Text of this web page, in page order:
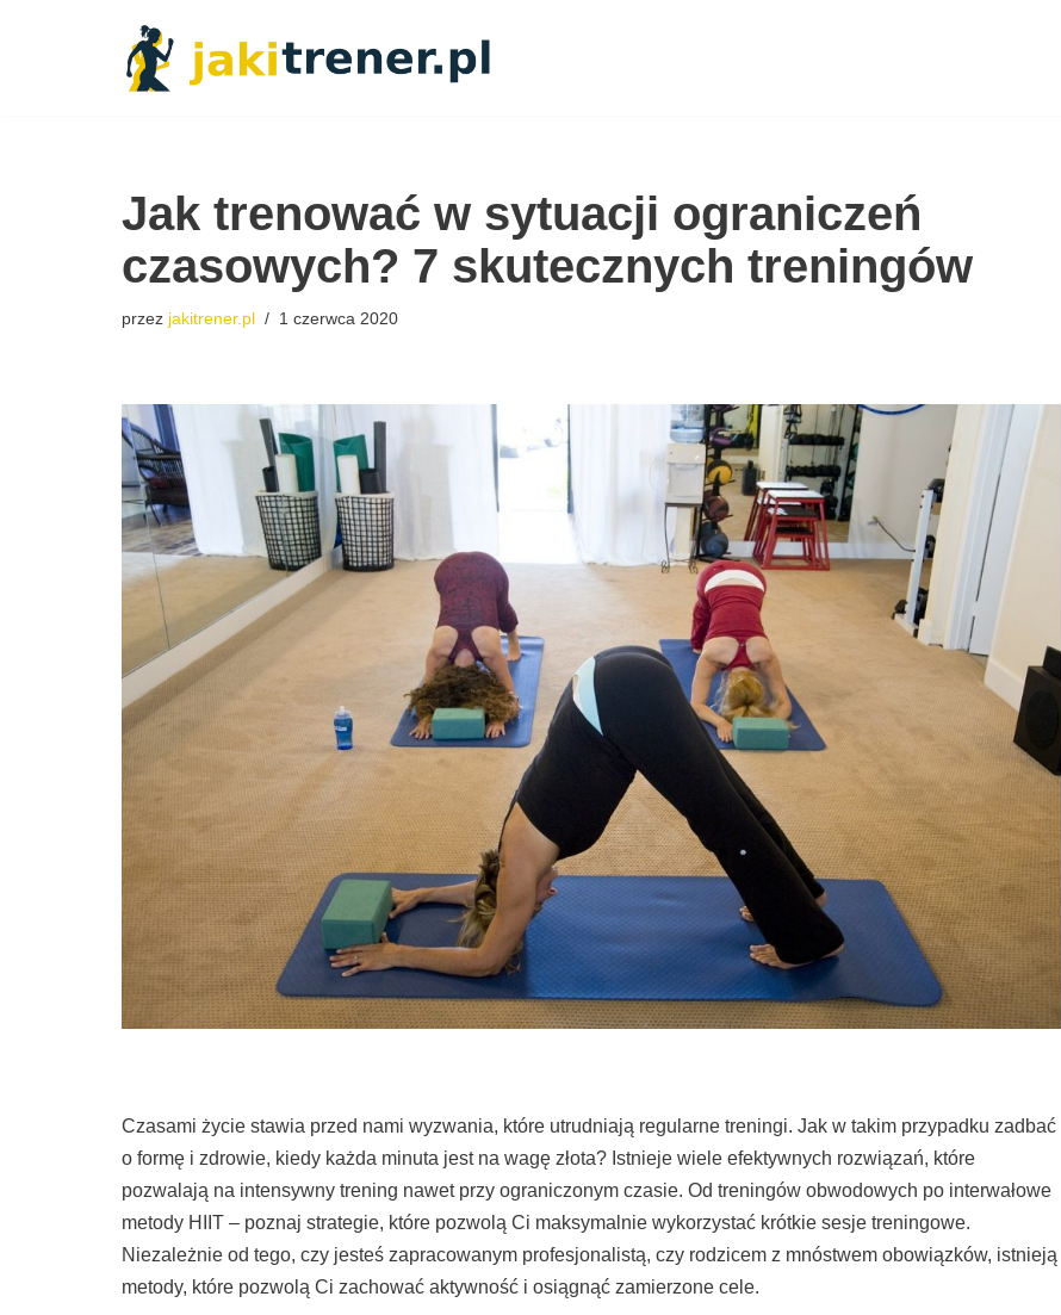
Jak trenować w sytuacji ograniczeń
czasowych? 7 skutecznych treningów
przez jakitrener.pl 1 czerwca 2020
Czasami życie stawia przed nami wyzwania, które utrudniają regularne treningi. Jak w takim przypadku zadbać
o formę i zdrowie, kiedy każda minuta jest na wagę złota? Istnieje wiele efektywnych rozwiązań, które
pozwalają na intensywny trening nawet przy ograniczonym czasie. Od treningów obwodowych po interwałowe
metody HIIT – poznaj strategie, które pozwolą Ci maksymalnie wykorzystać krótkie sesje treningowe.
Niezależnie od tego, czy jesteś zapracowanym profesjonalistą, czy rodzicem z mnóstwem obowiązków, istnieją
metody, które pozwolą Ci zachować aktywność i osiągnąć zamierzone cele.